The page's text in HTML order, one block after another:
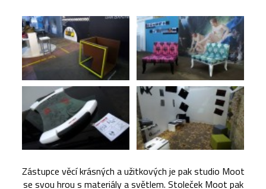
Zástupce věcí krásných a užitkových je pak studio Moot
se svou hrou s materiály a světlem. Stoleček Moot pak